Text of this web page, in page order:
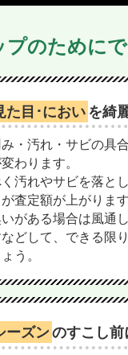
プのために
た目･におい を綺
・汚れ・サビの具
わります。
汚れやサビを落と
査定額が上がります
がある場合は風通
どして、できる限
う。
ーズンのすこし前